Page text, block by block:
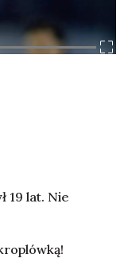
19 lat. Nie